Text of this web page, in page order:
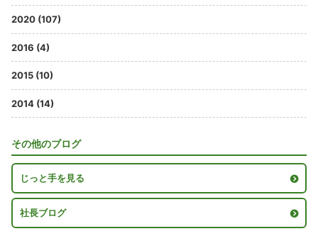
2020 (107)
2016 (4)
2015 (10)
2014 (14)
その他のブログ
じっと手を見る
社長ブログ